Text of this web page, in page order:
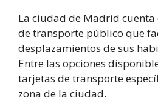
La ciudad de Madrid cuenta
de transporte público que
desplazamientos de sus
Entre las opciones
tarjetas de transporte
zona de la ciudad.